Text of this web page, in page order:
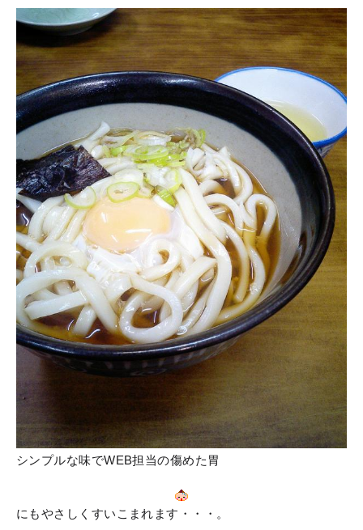
シンプルな味でWEB担当の傷めた胃
にもやさしくすいこまれます・・・。